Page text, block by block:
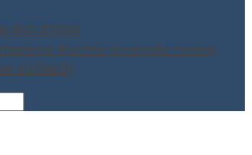
ISO 37001
Rischio incendio nuovo
03/06/21